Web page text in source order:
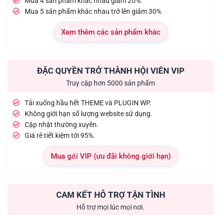
Mua 5 sản phẩm khác nhau trở lên giảm 30%
Xem thêm các sản phẩm khác
ĐẶC QUYỀN TRỞ THÀNH HỘI VIÊN VIP
Truy cập hơn 5000 sản phẩm
Tải xuống hầu hết THEME và PLUGIN WP.
Không giới hạn số lượng website sử dụng.
Cập nhật thường xuyên.
Giá rẻ tiết kiệm tới 95%.
Mua gói VIP (ưu đãi không giới hạn)
CAM KẾT HỖ TRỢ TẬN TÌNH
Hỗ trợ mọi lúc mọi nơi.